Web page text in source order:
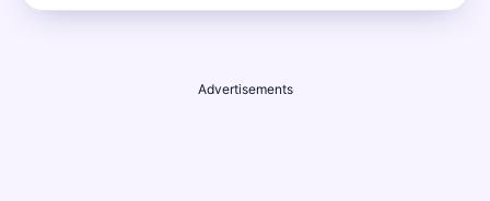
Advertisements